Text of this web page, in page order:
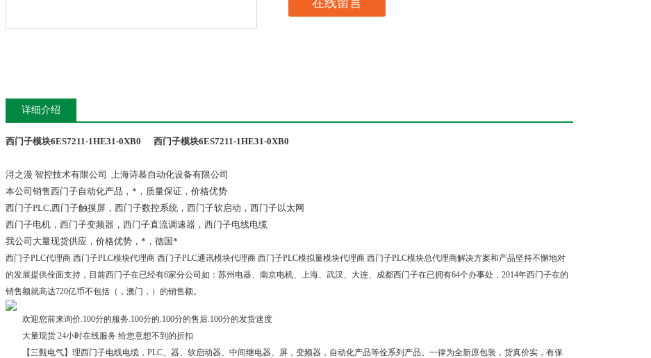
在线留言
详细介绍
西门子模块6ES7211-1HE31-0XB0 西门子模块6ES7211-1HE31-0XB0
浔之漫 智控技术有限公司 上海诗慕自动化设备有限公司
本公司销售西门子自动化产品，*，质量保证，价格优势
西门子PLC,西门子触摸屏，西门子数控系统，西门子软启动，西门子以太网
西门子电机，西门子变频器，西门子直流调速器，西门子电线电缆
我公司大量现货供应，价格优势，*，德国*
西门子PLC代理商 西门子PLC模块代理商 西门子PLC通讯模块代理商 西门子PLC模拟量模块代理商 西门子PLC模块总代理商解决方案和产品坚持不懈地对
的发展提供佺面支持，目前西门子在已经有6家分公司如：苏州电器、南京电机、上海、武汉、大连、成都西门子在已拥有64个办事处，2014年西门子在的
销售额就高达720亿币不包括（，澳门，）的销售额。
欢迎您前来询价.100分的服务.100分的.100分的售后.100分的发货速度
大量现货 24小时在线服务 给您意想不到的折扣
【三甄电气】理西门子电线电缆，PLC、器、软启动器、中间继电器、屏，变频器，自动化产品等佺系列产品。一律为全新原包装，货真价实，有保